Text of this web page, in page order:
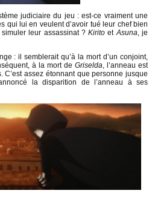
judiciaire du jeu : est-ce vraiment une
qui lui en veulent d’avoir tué leur chef bien
simuler leur assassinat ?Kirito etAsuna, je
: il semblerait qu’à la mort d’un conjoint,
à la mort de Griselda, l’anneau est
assez étonnant que personne jusque
la disparition de l’anneau à ses